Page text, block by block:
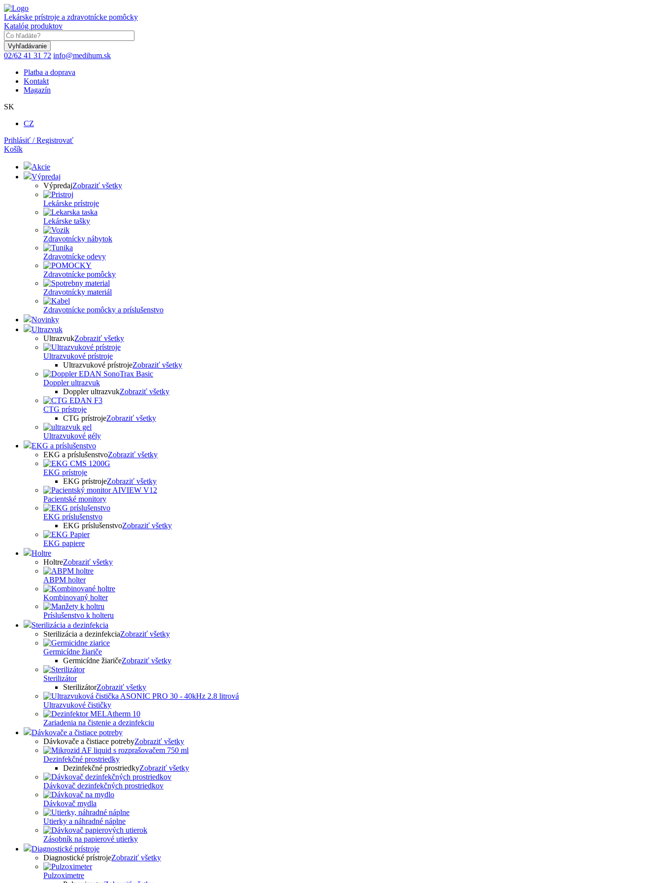
Skočiť
na
hlavný
obsah
Lekárske prístroje a zdravotnícke pomôcky
Katalóg produktov
02/62 41 31 72 info@medihum.sk
Platba a doprava
Kontakt
Magazín
SK
CZ
Prihlásiť / Registrovať
Košík
Akcie
Výpredaj
VýpredajZobraziť všetky
Lekárske prístroje
Lekárske tašky
Zdravotnícky nábytok
Zdravotnícke odevy
Zdravotnícke pomôcky
Zdravotnícky materiál
Zdravotnícke pomôcky a príslušenstvo
Novinky
Ultrazvuk
UltrazvukZobraziť všetky
Ultrazvukové prístroje
Ultrazvukové prístrojeZobraziť všetky
Doppler ultrazvuk
Doppler ultrazvukZobraziť všetky
CTG prístroje
CTG prístrojeZobraziť všetky
Ultrazvukové gély
EKG a príslušenstvo
EKG a príslušenstvoZobraziť všetky
EKG prístroje
EKG prístrojeZobraziť všetky
Pacientské monitory
EKG príslušenstvo
EKG príslušenstvoZobraziť všetky
EKG papiere
Holtre
HoltreZobraziť všetky
ABPM holter
Kombinovaný holter
Príslušenstvo k holteru
Sterilizácia a dezinfekcia
Sterilizácia a dezinfekciaZobraziť všetky
Germicídne žiariče
Germicídne žiaričeZobraziť všetky
Sterilizátor
SterilizátorZobraziť všetky
Ultrazvukové čističky
Zariadenia na čistenie a dezinfekciu
Dávkovače a čistiace potreby
Dávkovače a čistiace potrebyZobraziť všetky
Dezinfekčné prostriedky
Dezinfekčné prostriedkyZobraziť všetky
Dávkovač dezinfekčných prostriedkov
Dávkovač mydla
Utierky a náhradné náplne
Zásobník na papierové utierky
Diagnostické prístroje
Diagnostické prístrojeZobraziť všetky
Pulzoximetre